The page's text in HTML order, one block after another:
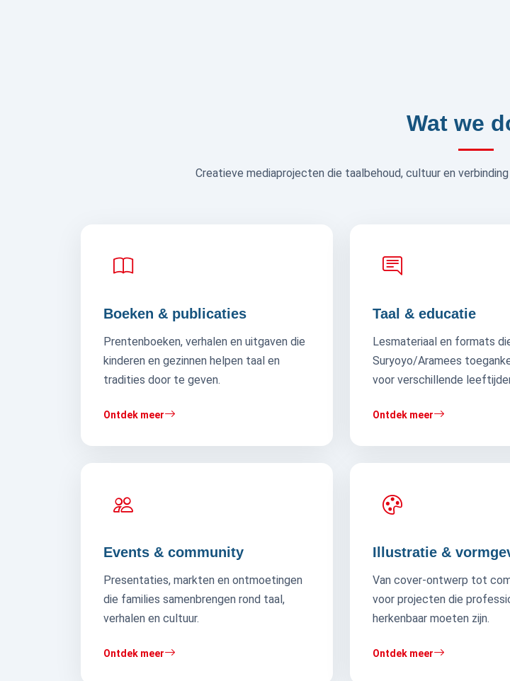
Wat we
Creatieve mediaprojecten die taalbehoud, cultuur en
Boeken & publicaties
Prentenboeken, verhalen en uitgaven die
kinderen en gezinnen helpen taal en
tradities door te geven.
Ontdek meer
Taal & educatie
Lesmateriaal en formats
Suryoyo/Aramees
voor verschillende
Ontdek meer
Events & community
Presentaties, markten en ontmoetingen
die families samenbrengen rond taal,
verhalen en cultuur.
Ontdek meer
Illustratie &
Van cover-ontwerp tot
voor projecten die
herkenbaar moeten zijn.
Ontdek meer